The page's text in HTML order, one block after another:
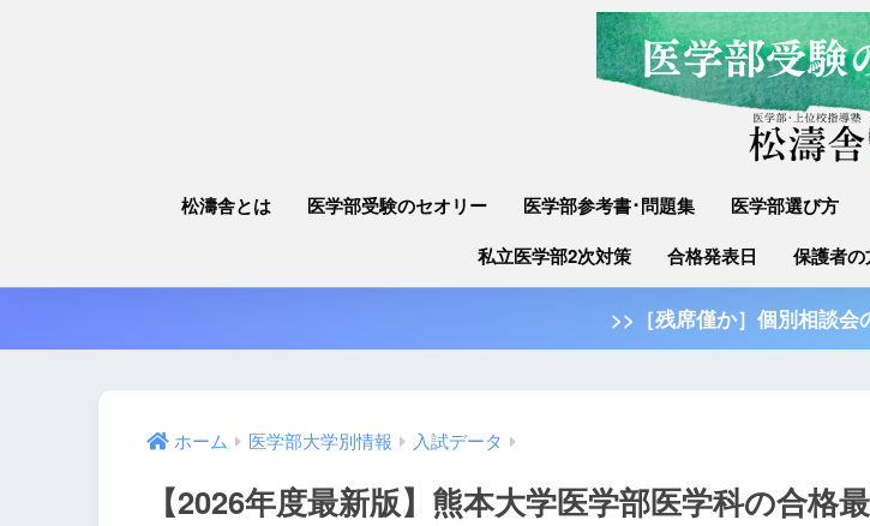
松濤舎とは 医学部受験のセオリー 医学部参考書･問題集 医学部選び方
私立医学部2次対策
合格発表日 保護者
>>［残席僅か］個別相談会
ホーム 医学部大学別情報 入試データ
【2026年度最新版】熊本大学医学部医学科の合格